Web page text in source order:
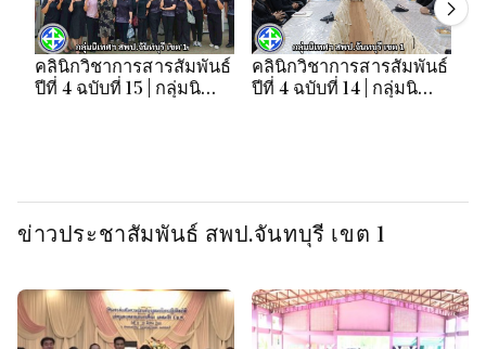
คลินิกวิชาการสารสัมพันธ์
ปีที่ 4 ฉบับที่ 15 | กลุ่มนิ
คลินิกวิชาการสารสัมพันธ์
ปีที่ 4 ฉบับที่ 14 | กลุ่มนิ
ข่าวประชาสัมพันธ์ สพป.จันทบุรี เขต 1